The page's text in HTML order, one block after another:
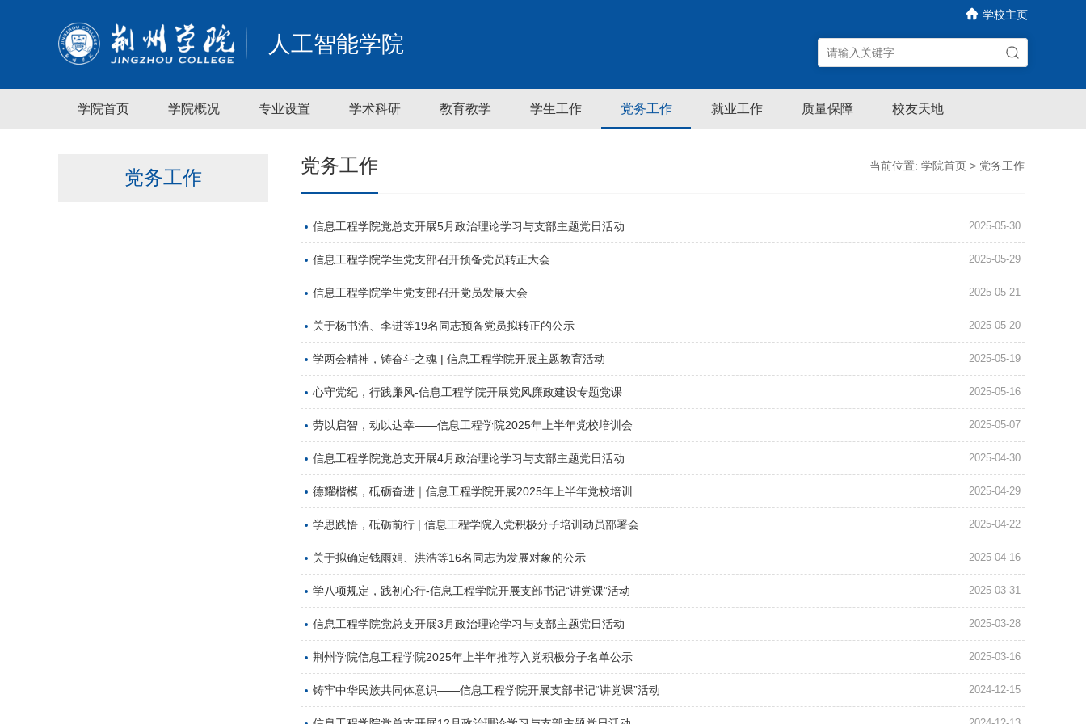
人工智能学院
学校主页
学院首页 学院概况 专业设置 学术科研 教育教学 学生工作 党务工作 就业工作 质量保障 校友天地
党务工作
党务工作 当前位置: 学院首页 > 党务工作
信息工程学院党总支开展5月政治理论学习与支部主题党日活动 2025-05-30
信息工程学院学生党支部召开预备党员转正大会 2025-05-29
信息工程学院学生党支部召开党员发展大会 2025-05-21
关于杨书浩、李进等19名同志预备党员拟转正的公示 2025-05-20
学两会精神，铸奋斗之魂 | 信息工程学院开展主题教育活动 2025-05-19
心守党纪，行践廉风-信息工程学院开展党风廉政建设专题党课 2025-05-16
劳以启智，动以达幸——信息工程学院2025年上半年党校培训会 2025-05-07
信息工程学院党总支开展4月政治理论学习与支部主题党日活动 2025-04-30
德耀楷模，砥砺奋进｜信息工程学院开展2025年上半年党校培训 2025-04-29
学思践悟，砥砺前行 | 信息工程学院入党积极分子培训动员部署会 2025-04-22
关于拟确定钱雨娟、洪浩等16名同志为发展对象的公示 2025-04-16
学八项规定，践初心行-信息工程学院开展支部书记“讲党课”活动 2025-03-31
信息工程学院党总支开展3月政治理论学习与支部主题党日活动 2025-03-28
荆州学院信息工程学院2025年上半年推荐入党积极分子名单公示 2025-03-16
铸牢中华民族共同体意识——信息工程学院开展支部书记“讲党课”活动 2024-12-15